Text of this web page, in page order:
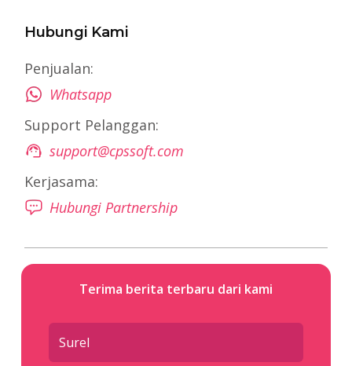
Hubungi Kami
Penjualan:
Whatsapp
Support Pelanggan:
support@cpssoft.com
Kerjasama:
Hubungi Partnership
Terima berita terbaru dari kami